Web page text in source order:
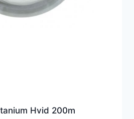
Hvid 200m